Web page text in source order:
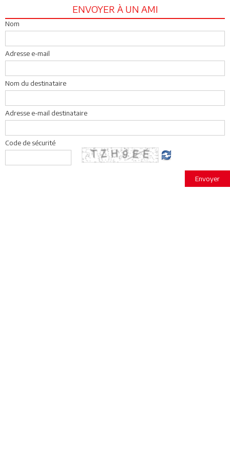
ENVOYER À UN AMI
Nom
Adresse e-mail
Nom du destinataire
Adresse e-mail destinataire
Code de sécurité
Envoyer